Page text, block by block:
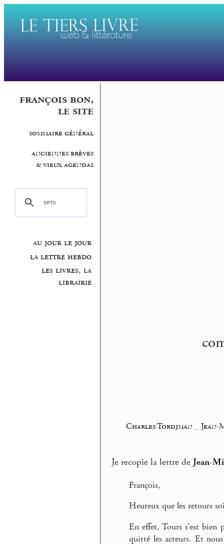
françois bon,
le site
sommaire général
anciennes brèves
& vieux agendas
au jour le jour
la lettre hebdo
les livres, la
librairie
Charles Tordjman_
Je recopie la lettre de Jean-
François,
Heureux que les retours
En effet, Tours s’est bien
quitté les acteurs. Et